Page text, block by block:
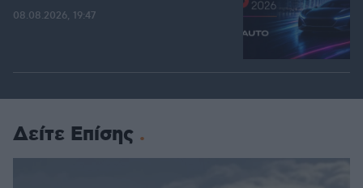
08.08.2026, 19:47
Δείτε Επίσης